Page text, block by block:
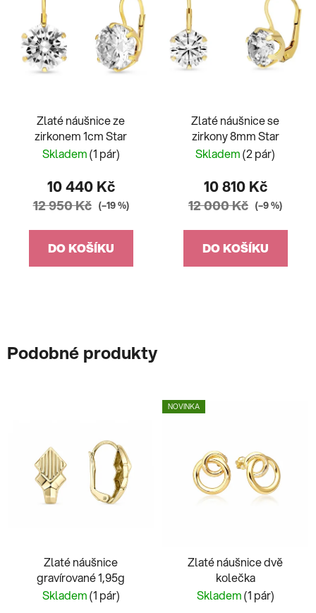
Zlaté náušnice ze
zirkonem 1cm Star
Skladem(1 pár)
10 440 Kč
12 950 Kč (–19 %)
DO KOŠÍKU
Zlaté náušnice se
zirkony 8mm Star
Skladem(2 pár)
10 810 Kč
12 000 Kč (–9 %)
DO KOŠÍKU
Podobné produkty
Zlaté náušnice
gravírované 1,95g
Skladem(1 pár)
NOVINKA
Zlaté náušnice dvě
kolečka
Skladem(1 pár)